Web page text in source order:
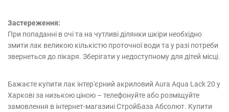
Застереження:
При попаданні в очі та на чутливі ділянки шкіри необхідно
змити лак великою кількістю проточної води та у разі потреби
звернеться до лікаря. Зберігати у недоступному для дітей місці.
Бажаєте купити лак інтер'єрний акриловий Aura Aqua Lack 20 у
Харкові за низькою ціною – телефонуйте або розміщуйте
замовлення в інтернет-магазині СтройБаза Абсолют. Купити